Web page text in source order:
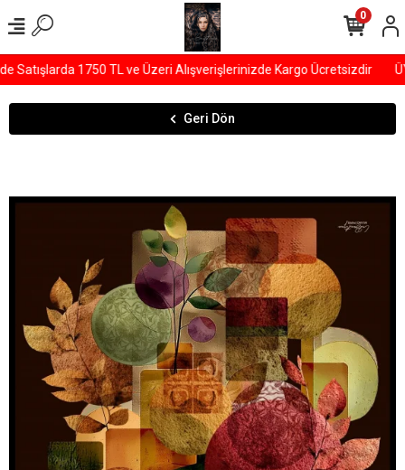
1750 TL ve Üzeri Alışverişlerinizde Kargo Ücretsizdir
0
Geri Dön